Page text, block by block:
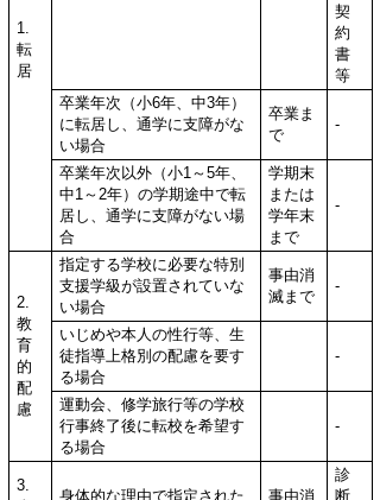
1.
転
居
契
約
書
等
卒業年次（小6年、中3年）
に転居し、通学に支障がな
い場合
卒業ま
で
-
卒業年次以外（小1～5年、
中1～2年）の学期途中で転
居し、通学に支障がない場
合
学期末
または
学年末
まで
-
2.
教
育
的
配
慮
指定する学校に必要な特別
支援学級が設置されていな
い場合
事由消
滅まで
-
いじめや本人の性行等、生
徒指導上格別の配慮を要す
る場合
-
運動会、修学旅行等の学校
行事終了後に転校を希望す
る場合
-
3.
身体的な理由で指定された
事由消
診
断